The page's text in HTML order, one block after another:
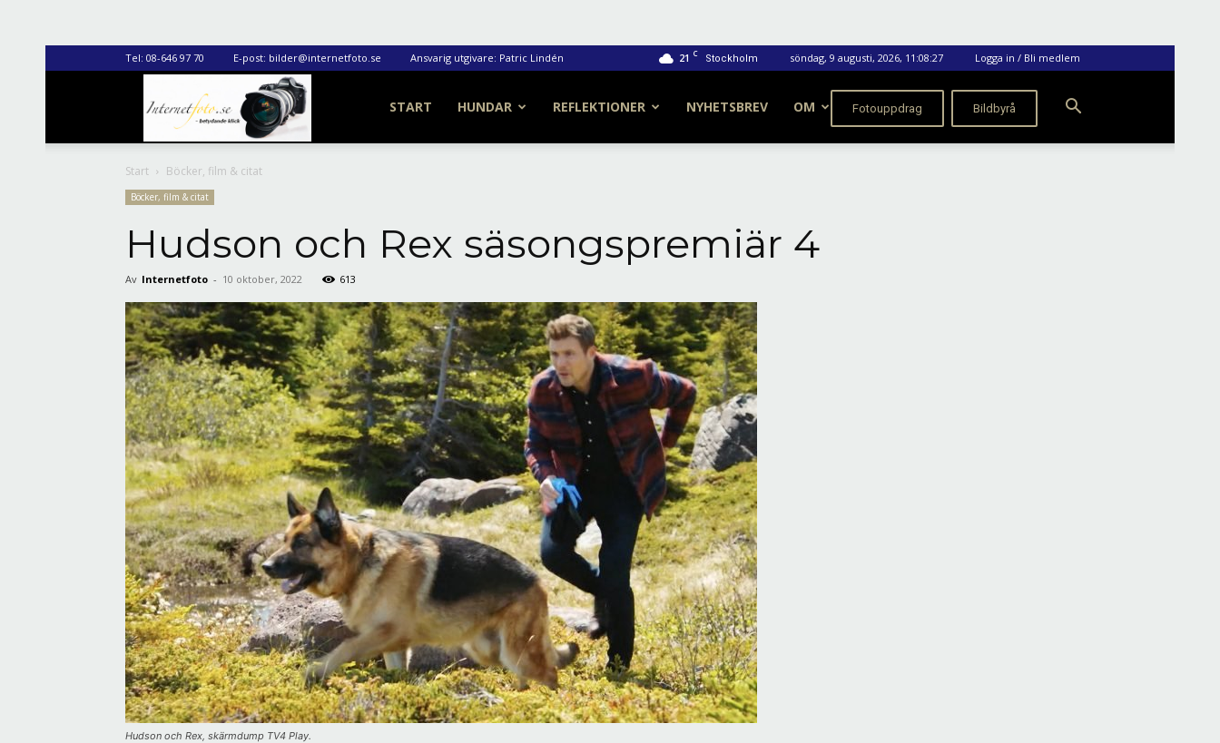
21 C Stockholm söndag, 9 augusti, 2026, 11:08:27 Logga in / Bli medlem
Tel: 08-646 97 70 E-post: bilder@internetfoto.se Ansvarig utgivare: Patric Lindén
Fotouppdrag Bildbyrå
START HUNDAR REFLEKTIONER NYHETSBREV OM
Start Böcker, film & citat
Böcker, film & citat
Hudson och Rex säsongspremiär 4
Av Internetfoto - 10 oktober, 2022 613
Hudson och Rex, skärmdump TV4 Play.